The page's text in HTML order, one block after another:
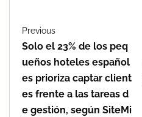
Previous
Solo el 23% de los peq
ueños hoteles español
es prioriza captar client
es frente a las tareas d
e gestión, según SiteMi